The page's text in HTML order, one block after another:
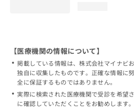
【医療機関の情報について】
掲載している情報は、株式会社マイナビ
独自に収集したものです。正確な情報に
全に保証するものではありません。
実際に検索された医療機関で受診を希望
に確認していただくことをお勧めします。